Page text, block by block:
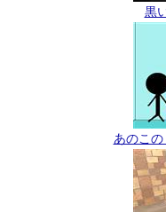
黒
あのこの